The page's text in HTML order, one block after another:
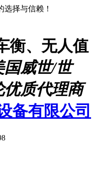
择与信赖！
衡、无人值
国威世/世
质代理商